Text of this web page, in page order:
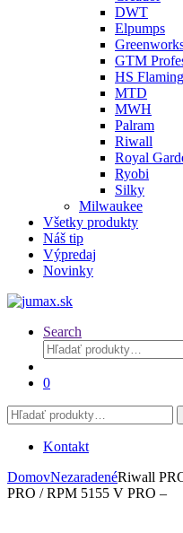
DWT
Elpumps
GTM
HS
MTD
MWH
Palram
Riwall
Royal
Ryobi
Silky
Milwaukee
Všetky produkty
Náš tip
Výpredaj
Novinky
Search
Hľadať:
0
Hľadať:
Kontakt
DomovNezaradenéRiwall
PRO / RPM 5155 V PRO –